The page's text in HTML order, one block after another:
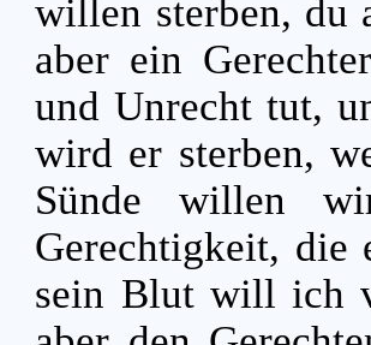
willen sterben, du
aber ein
und Unrecht tut,
wird er sterben,
Sünde willen
Gerechtigkeit, die
sein Blut will ich